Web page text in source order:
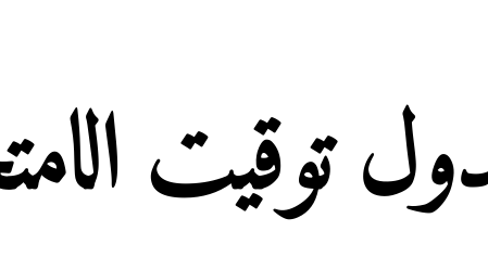
توقيت